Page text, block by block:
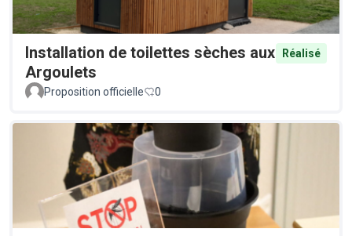
Installation de toilettes sèches aux
Argoulets
Réalisé
Proposition officielle 0